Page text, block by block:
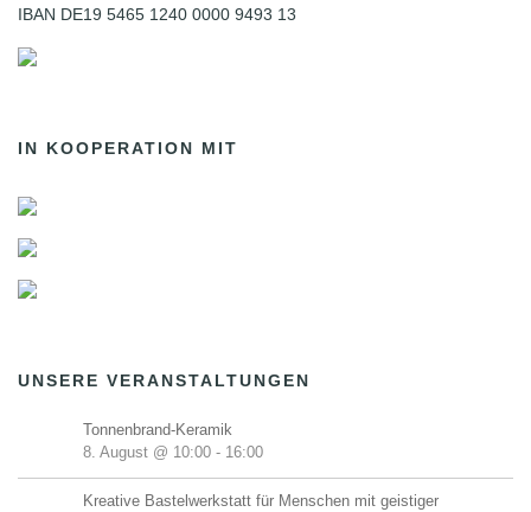
IBAN DE19 5465 1240 0000 9493 13
IN KOOPERATION MIT
UNSERE VERANSTALTUNGEN
Tonnenbrand-Keramik
8. August @ 10:00 - 16:00
Kreative Bastelwerkstatt für Menschen mit geistiger